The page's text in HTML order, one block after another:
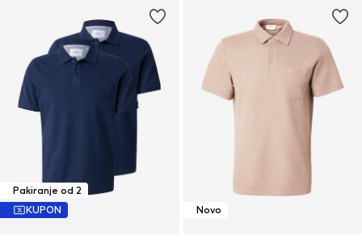
Pakiranje od 2
KUPON
Novo